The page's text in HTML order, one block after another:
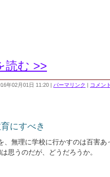
読む >>
年02月01日 11:20 | パーマリンク | コメン
にすべき
、無理に学校に行かすのは百害あ
思うのだが、どうだろうか。